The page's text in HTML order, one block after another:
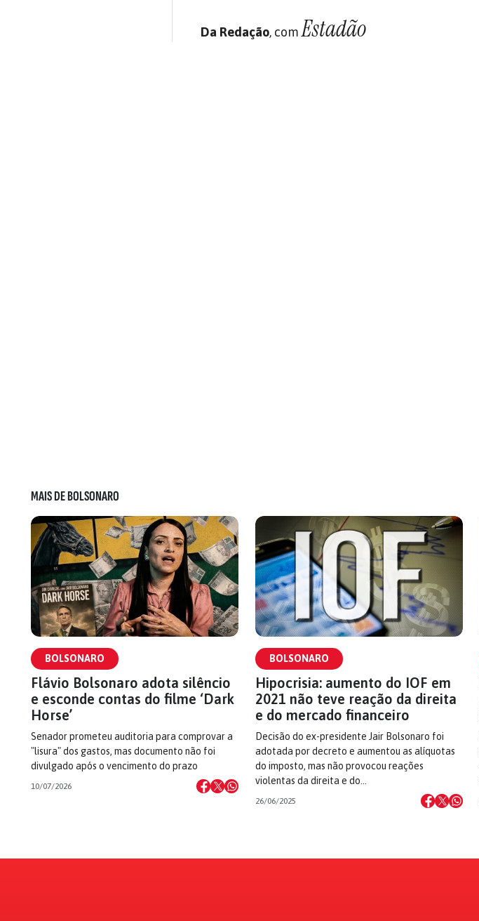
Da Redação, comEstadão
MAIS DE BOLSONARO
BOLSONARO
Flávio Bolsonaro adota silêncio
e esconde contas do filme ‘Dark
Horse’
Senador prometeu auditoria para comprovar a
"lisura" dos gastos, mas documento não foi
divulgado após o vencimento do prazo
10/07/2026
BOLSONARO
Hipocrisia: aumento do IOF em
2021 não teve reação da direita
e do mercado financeiro
Decisão do ex-presidente Jair Bolsonaro foi
adotada por decreto e aumentou as alíquotas
do imposto, mas não provocou reações
violentas da direita e do…
26/06/2025